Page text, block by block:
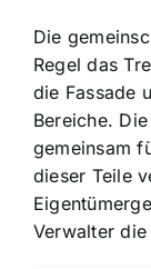
Die
Regel das
die Fassade
Bereiche.
gemeinsam
dieser Teile
Verwalter